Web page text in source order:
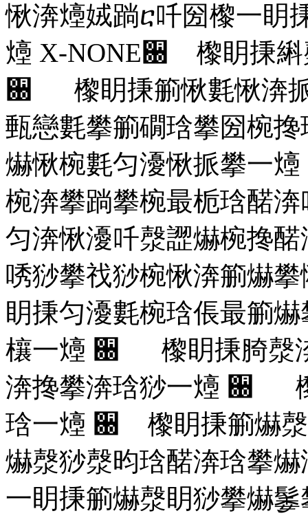
愀渀㸀娀䠀ⴀ吀圀㰀⼀眀
㸀 X-NONE ਀ 㰀眀㨀䌀
਀ 㰀眀㨀䈀愀氀愀渀挀
甀戀氀攀䈀礀琀攀圀椀
爀愀椀氀匀瀀愀挀攀⼀㸀
椀渀攀䠀攀椀最栀琀䤀
匀渀愀瀀吀漀䜀爀椀搀
唀猀攀䄀猀椀愀渀䈀爀
眀㨀匀瀀氀椀琀倀最䈀
欀⼀㸀 ਀ 㰀眀㨀䐀漀渀
渀搀攀渀琀猀⼀㸀 ਀ 㰀
琀⼀㸀 ਀ 㰀眀㨀䈀爀漀
爀漀猀漀昀琀䤀渀琀攀
⼀眀㨀䈀爀漀眀猀攀爀